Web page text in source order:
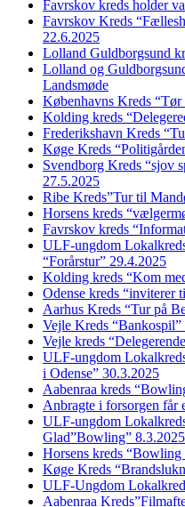
Favrskov kreds holder
Favrskov Kreds
22.6.2025
Lolland Guldborgsund
Lolland og
Landsmøde
Københavns Kreds
Kolding kreds
Frederikshavn Kreds
Køge Kreds
Svendborg Kreds “sjov
27.5.2025
Ribe Kreds”Tur til
Horsens kreds
Favrskov kreds
ULF-ungdom
“Forårstur” 29.4.2025
Kolding kreds “Kom
Odense kreds “inviterer
Aarhus Kreds “Tur på
Vejle Kreds “Bankospil”
Vejle kreds
ULF-ungdom
i Odense” 30.3.2025
Aabenraa kreds
Anbragte i forsorgen får
ULF-ungdom
Glad”Bowling” 8.3.2025
Horsens kreds
Køge Kreds
ULF-Ungdom
Aabenraa